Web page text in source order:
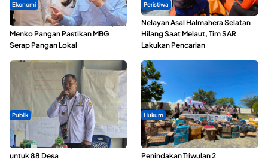
Ekonomi
SPPG di Maluku Utara Dipercepat,
Menko Pangan Pastikan MBG
Serap Pangan Lokal
Peristiwa
Nelayan Asal Halmahera Selatan
Hilang Saat Melaut, Tim SAR
Lakukan Pencarian
Publik
ABDESI Morotai Apresiasi
Penyaluran ADD Rp3,13 Miliar
untuk 88 Desa
Hukum
Polda Maluku Utara Musnahkan
Ribuan Liter Miras Hasil Operasi
Penindakan Triwulan 2